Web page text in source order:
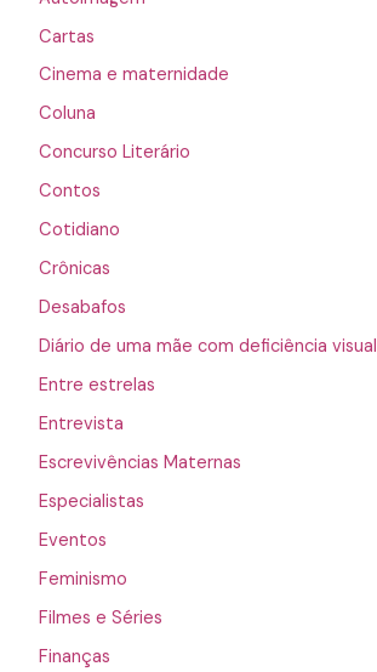
Cartas
Cinema e maternidade
Coluna
Concurso Literário
Contos
Cotidiano
Crônicas
Desabafos
Diário de uma mãe com deficiência visual
Entre estrelas
Entrevista
Escrevivências Maternas
Especialistas
Eventos
Feminismo
Filmes e Séries
Finanças